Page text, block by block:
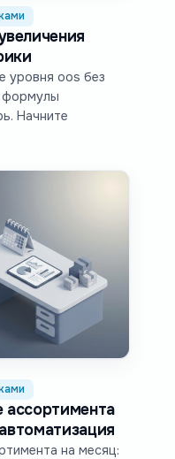
уровня oos без
формулы
Начните
ассортимента
на месяц: